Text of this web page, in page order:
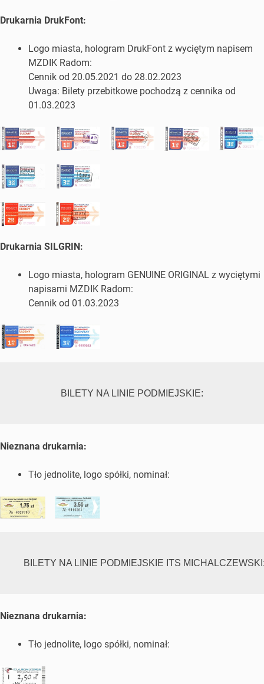
Drukarnia DrukFont:
Logo miasta, hologram DrukFont z wyciętym napisem
MZDIK Radom:
Cennik od 20.05.2021 do 28.02.2023
Uwaga: Bilety przebitkowe pochodzą z cennika od
01.03.2023
Drukarnia SILGRIN:
Logo miasta, hologram GENUINE ORIGINAL z wyciętymi
napisami MZDIK Radom:
Cennik od 01.03.2023
BILETY NA LINIE PODMIEJSKIE:
Nieznana drukarnia:
Tło jednolite, logo spółki, nominał:
BILETY NA LINIE PODMIEJSKIE ITS
Nieznana drukarnia:
Tło jednolite, logo spółki, nominał: